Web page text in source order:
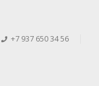
+7 937 650 34 56